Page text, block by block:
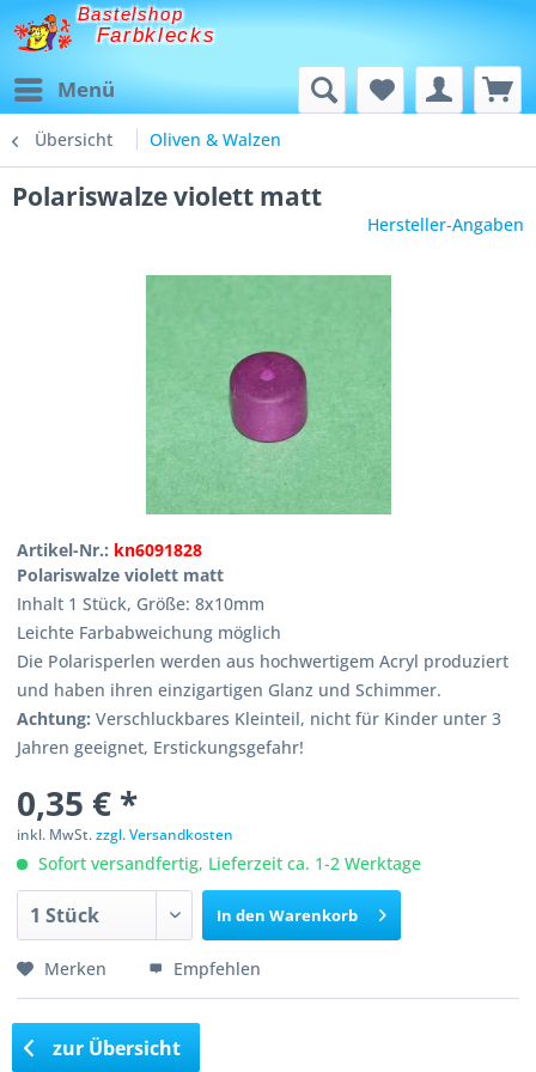
Bastelshop
Farbklecks
Menü
Übersicht Oliven & Walzen
Polariswalze violett matt
Hersteller-Angaben
Artikel-Nr.: kn6091828
Polariswalze violett matt
Inhalt 1 Stück, Größe: 8x10mm
Leichte Farbabweichung möglich
Die Polarisperlen werden aus hochwertigem Acryl produziert
und haben ihren einzigartigen Glanz und Schimmer.
Achtung: Verschluckbares Kleinteil, nicht für Kinder unter 3
Jahren geeignet, Erstickungsgefahr!
0,35 € *
inkl. MwSt.zzgl. Versandkosten
Sofort versandfertig, Lieferzeit ca. 1-2 Werktage
In den Warenkorb
Merken Empfehlen
zur Übersicht